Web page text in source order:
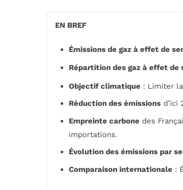
EN BREF
Émissions de gaz à effet de
Répartition des gaz à effet de
Objectif climatique : Limiter
Réduction des émissions d’ici
Empreinte carbone des
importations.
Évolution des émissions par
Comparaison internationale :